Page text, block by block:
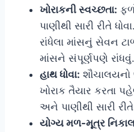
ખોરાકની સ્વચ્છતા:
પાણીથી સારી રીતે
રાંધેલા માંસનું સેવન
માંસને સંપૂર્ણપણે રાંધવું.
હાથ ધોવા:
ખોરાક તૈયાર કરતા
અને પાણીથી સારી રીતે
યોગ્ય મળ-મૂત્ર